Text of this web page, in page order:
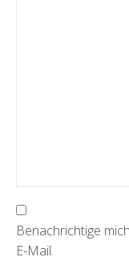
Benachrichtige
E-Mail.